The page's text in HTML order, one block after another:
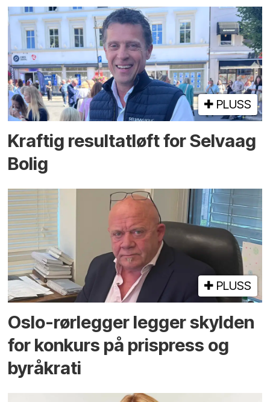
PLUSS
Kraftig resultatløft for Selvaag
Bolig
PLUSS
Oslo-rørlegger legger skylden
for konkurs på prispress og
byråkrati